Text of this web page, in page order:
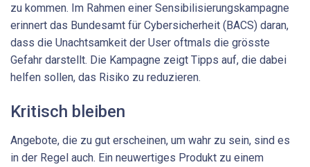
zu kommen. Im Rahmen einer Sensibilisierungskampagne
erinnert das Bundesamt für Cybersicherheit (BACS) daran,
dass die Unachtsamkeit der User oftmals die grösste
Gefahr darstellt. Die Kampagne zeigt Tipps auf, die dabei
helfen sollen, das Risiko zu reduzieren.
Kritisch bleiben
Angebote, die zu gut erscheinen, um wahr zu sein, sind es
in der Regel auch. Ein neuwertiges Produkt zu einem